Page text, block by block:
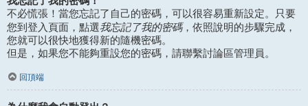
不必慌張！當您忘記了自己的密碼，可以很容易重新設定。只要
您到登入頁面，點選我忘記了我的密碼，依照說明的步驟完成，
您就可以很快地獲得新的隨機密碼。
但是，如果您不能夠重設您的密碼，請聯繫討論區管理員。
回頂端